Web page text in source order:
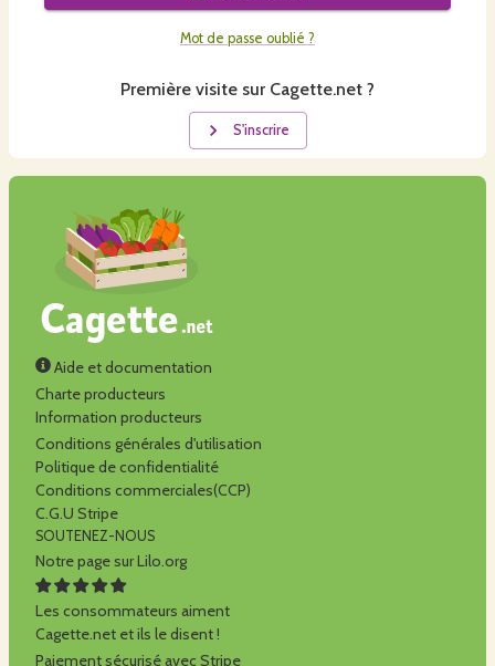
Mot de passe oublié ?
Première visite sur Cagette.net ?
S'inscrire
Aide et documentation
Charte producteurs
Information producteurs
Conditions générales d'utilisation
Politique de confidentialité
Conditions commerciales(CCP)
C.G.U Stripe
SOUTENEZ-NOUS
Notre page sur Lilo.org
Les consommateurs aiment
Cagette.net et ils le disent !
Paiement sécurisé avec Stripe